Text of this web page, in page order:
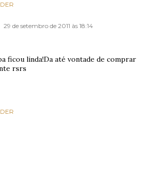
29 de setembro de 2011 às 18:14
ficou linda!Da até vontade de comprar
rsrs